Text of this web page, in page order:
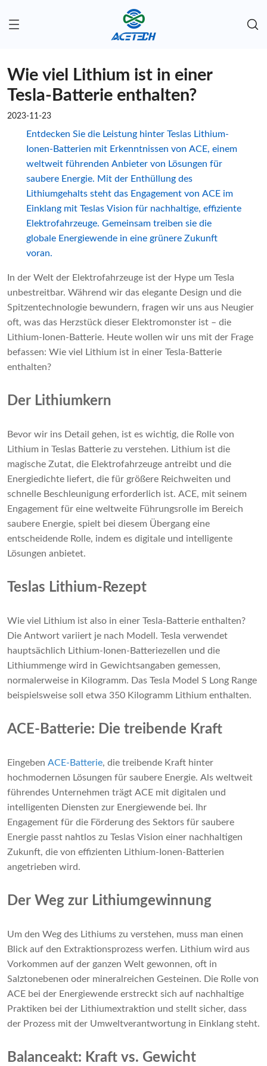
Wie viel Lithium ist in einer
Tesla-Batterie enthalten?
2023-11-23
Entdecken Sie die Leistung hinter Teslas Lithium-
Ionen-Batterien mit Erkenntnissen von ACE, einem
weltweit führenden Anbieter von Lösungen für
saubere Energie. Mit der Enthüllung des
Lithiumgehalts steht das Engagement von ACE im
Einklang mit Teslas Vision für nachhaltige, effiziente
Elektrofahrzeuge. Gemeinsam treiben sie die
globale Energiewende in eine grünere Zukunft
voran.
In der Welt der Elektrofahrzeuge ist der Hype um Tesla
unbestreitbar. Während wir das elegante Design und die
Spitzentechnologie bewundern, fragen wir uns aus Neugier
oft, was das Herzstück dieser Elektromonster ist – die
Lithium-Ionen-Batterie. Heute wollen wir uns mit der Frage
befassen: Wie viel Lithium ist in einer Tesla-Batterie
enthalten?
Der Lithiumkern
Bevor wir ins Detail gehen, ist es wichtig, die Rolle von
Lithium in Teslas Batterie zu verstehen. Lithium ist die
magische Zutat, die Elektrofahrzeuge antreibt und die
Energiedichte liefert, die für größere Reichweiten und
schnelle Beschleunigung erforderlich ist. ACE, mit seinem
Engagement für eine weltweite Führungsrolle im Bereich
saubere Energie, spielt bei diesem Übergang eine
entscheidende Rolle, indem es digitale und intelligente
Lösungen anbietet.
Teslas Lithium-Rezept
Wie viel Lithium ist also in einer Tesla-Batterie enthalten?
Die Antwort variiert je nach Modell. Tesla verwendet
hauptsächlich Lithium-Ionen-Batteriezellen und die
Lithiummenge wird in Gewichtsangaben gemessen,
normalerweise in Kilogramm. Das Tesla Model S Long Range
beispielsweise soll etwa 350 Kilogramm Lithium enthalten.
ACE-Batterie: Die treibende Kraft
Eingeben ACE-Batterie, die treibende Kraft hinter
hochmodernen Lösungen für saubere Energie. Als weltweit
führendes Unternehmen trägt ACE mit digitalen und
intelligenten Diensten zur Energiewende bei. Ihr
Engagement für die Förderung des Sektors für saubere
Energie passt nahtlos zu Teslas Vision einer nachhaltigen
Zukunft, die von effizienten Lithium-Ionen-Batterien
angetrieben wird.
Der Weg zur Lithiumgewinnung
Um den Weg des Lithiums zu verstehen, muss man einen
Blick auf den Extraktionsprozess werfen. Lithium wird aus
Vorkommen auf der ganzen Welt gewonnen, oft in
Salztonebenen oder mineralreichen Gesteinen. Die Rolle von
ACE bei der Energiewende erstreckt sich auf nachhaltige
Praktiken bei der Lithiumextraktion und stellt sicher, dass
der Prozess mit der Umweltverantwortung in Einklang steht.
Balanceakt: Kraft vs. Gewicht